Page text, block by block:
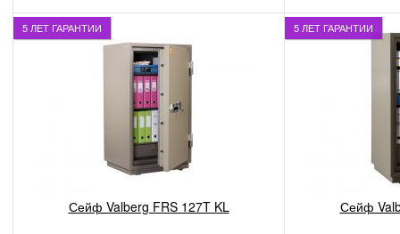
5 ЛЕТ ГАРАНТИИ
Сейф Valberg FRS 127T KL
5 ЛЕТ ГАРАНТИИ
Сейф